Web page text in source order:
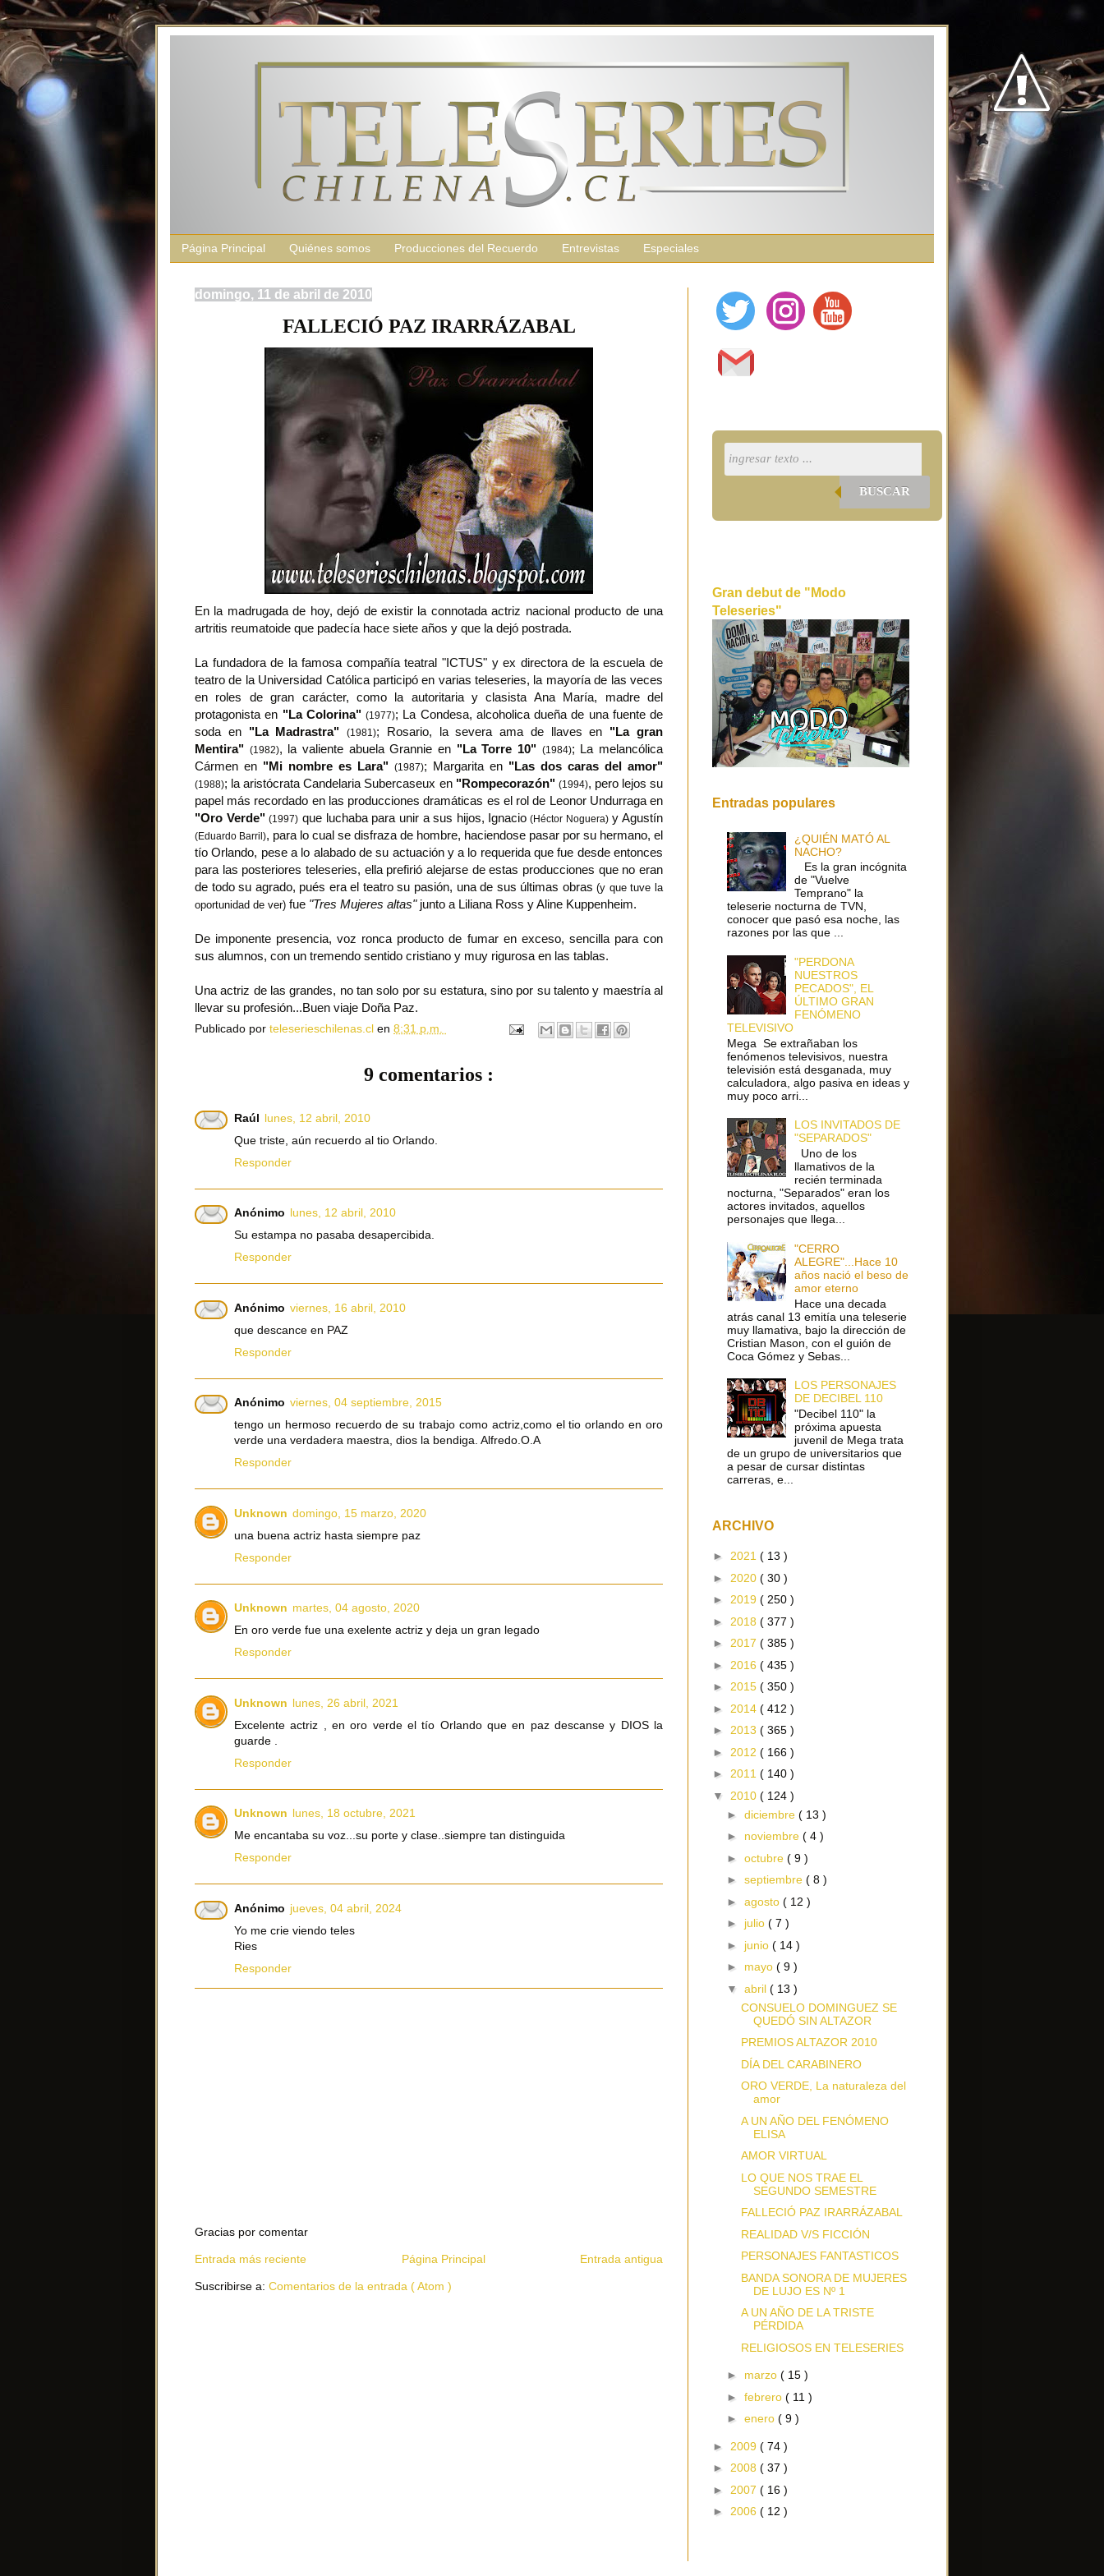
Página Principal Quiénes somos Producciones del Recuerdo Entrevistas Especiales
domingo, 11 de abril de 2010
FALLECIÓ PAZ IRARRÁZABAL
En la madrugada de hoy, dejó de existir la connotada actriz nacional producto de una
artritis reumatoide que padecía hace siete años y que la dejó postrada.
La fundadora de la famosa compañía teatral "ICTUS" y ex directora de la escuela de
teatro de la Universidad Católica participó en varias teleseries, la mayoría de las veces
en roles de gran carácter, como la autoritaria y clasista Ana María, madre del
protagonista en "La Colorina" (1977); La Condesa, alcoholica dueña de una fuente de
soda en "La Madrastra" (1981); Rosario, la severa ama de llaves en "La gran
Mentira" (1982), la valiente abuela Grannie en "La Torre 10" (1984); La melancólica
Cármen en "Mi nombre es Lara" (1987); Margarita en "Las dos caras del amor"
(1988); la aristócrata Candelaria Subercaseux en "Rompecorazón" (1994), pero lejos su
papel más recordado en las producciones dramáticas es el rol de Leonor Undurraga en
"Oro Verde" (1997) que luchaba para unir a sus hijos, Ignacio (Héctor Noguera)y Agustín
(Eduardo Barril), para lo cual se disfraza de hombre, haciendose pasar por su hermano, el
tío Orlando, pese a lo alabado de su actuación y a lo requerida que fue desde entonces
para las posteriores teleseries, ella prefirió alejarse de estas producciones que no eran
de todo su agrado, pués era el teatro su pasión, una de sus últimas obras(y que tuve la
oportunidad de ver) fue "Tres Mujeres altas"junto a Liliana Ross y Aline Kuppenheim.
De imponente presencia, voz ronca producto de fumar en exceso, sencilla para con
sus alumnos, con un tremendo sentido cristiano y muy rigurosa en las tablas.
Una actriz de las grandes, no tan solo por su estatura, sino por su talento y maestría al
llevar su profesión...Buen viaje Doña Paz.
Publicado por teleserieschilenas.cl en 8:31 p.m.
9 comentarios :
Raúl lunes, 12 abril, 2010
Que triste, aún recuerdo al tio Orlando.
Responder
Anónimo lunes, 12 abril, 2010
Su estampa no pasaba desapercibida.
Responder
Anónimo viernes, 16 abril, 2010
que descance en PAZ
Responder
Anónimo viernes, 04 septiembre, 2015
tengo un hermoso recuerdo de su trabajo como actriz,como el tio orlando en oro
verde una verdadera maestra, dios la bendiga. Alfredo.O.A
Responder
Unknown domingo, 15 marzo, 2020
una buena actriz hasta siempre paz
Responder
Unknown martes, 04 agosto, 2020
En oro verde fue una exelente actriz y deja un gran legado
Responder
Unknown lunes, 26 abril, 2021
Excelente actriz , en oro verde el tío Orlando que en paz descanse y DIOS la
guarde .
Responder
Unknown lunes, 18 octubre, 2021
Me encantaba su voz...su porte y clase..siempre tan distinguida
Responder
Anónimo jueves, 04 abril, 2024
Yo me crie viendo teles
Ries
Responder
Gracias por comentar
Entrada más reciente Entrada antigua
Página Principal
Suscribirse a: Comentarios de la entrada ( Atom )
BUSCAR
Gran debut de "Modo
Teleseries"
Entradas populares
¿QUIÉN MATÓ AL
NACHO?
Es la gran incógnita
de "Vuelve
Temprano" la
teleserie nocturna de TVN,
conocer que pasó esa noche, las
razones por las que ...
"PERDONA
NUESTROS
PECADOS", EL
ÚLTIMO GRAN
FENÓMENO
TELEVISIVO
Mega Se extrañaban los
fenómenos televisivos, nuestra
televisión está desganada, muy
calculadora, algo pasiva en ideas y
muy poco arri...
LOS INVITADOS DE
"SEPARADOS"
Uno de los
llamativos de la
recién terminada
nocturna, "Separados" eran los
actores invitados, aquellos
personajes que llega...
"CERRO
ALEGRE"...Hace 10
años nació el beso de
amor eterno
Hace una decada
atrás canal 13 emitía una teleserie
muy llamativa, bajo la dirección de
Cristian Mason, con el guión de
Coca Gómez y Sebas...
LOS PERSONAJES
DE DECIBEL 110
"Decibel 110" la
próxima apuesta
juvenil de Mega trata
de un grupo de universitarios que
a pesar de cursar distintas
carreras, e...
ARCHIVO
► 2021 ( 13 )
► 2020 ( 30 )
► 2019 ( 250 )
► 2018 ( 377 )
► 2017 ( 385 )
► 2016 ( 435 )
► 2015 ( 350 )
► 2014 ( 412 )
► 2013 ( 365 )
► 2012 ( 166 )
► 2011 ( 140 )
▼ 2010 ( 124 )
► diciembre ( 13 )
► noviembre ( 4 )
► octubre ( 9 )
► septiembre ( 8 )
► agosto ( 12 )
► julio ( 7 )
► junio ( 14 )
► mayo ( 9 )
▼ abril ( 13 )
CONSUELO DOMINGUEZ SE
QUEDÓ SIN ALTAZOR
PREMIOS ALTAZOR 2010
DÍA DEL CARABINERO
ORO VERDE, La naturaleza del
amor
A UN AÑO DEL FENÓMENO
ELISA
AMOR VIRTUAL
LO QUE NOS TRAE EL
SEGUNDO SEMESTRE
FALLECIÓ PAZ IRARRÁZABAL
REALIDAD V/S FICCIÓN
PERSONAJES FANTASTICOS
BANDA SONORA DE MUJERES
DE LUJO ES Nº 1
A UN AÑO DE LA TRISTE
PÉRDIDA
RELIGIOSOS EN TELESERIES
► marzo ( 15 )
► febrero ( 11 )
► enero ( 9 )
► 2009 ( 74 )
► 2008 ( 37 )
► 2007 ( 16 )
► 2006 ( 12 )